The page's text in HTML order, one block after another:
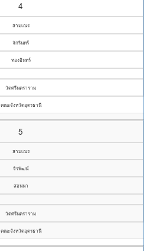
4
สามเณร
จักรินทร์
ทองอินทร์
วัดศรีนคราราม
คณะจังหวัดอุดรธานี
5
สามเณร
จิรพัฒน์
สอนนา
วัดศรีนคราราม
คณะจังหวัดอุดรธานี